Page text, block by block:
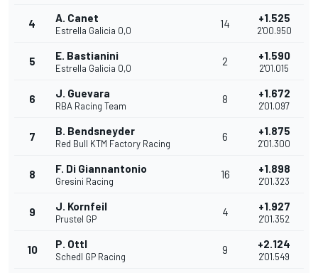
4 A. Canet
Estrella Galicia 0,0
14 +1.525
2'00.950
5 E. Bastianini
Estrella Galicia 0,0
2 +1.590
2'01.015
6 J. Guevara
RBA Racing Team
8 +1.672
2'01.097
7 B. Bendsneyder
Red Bull KTM Factory Racing
6 +1.875
2'01.300
8 F. Di Giannantonio
Gresini Racing
16 +1.898
2'01.323
9 J. Kornfeil
Prustel GP
4 +1.927
2'01.352
10 P. Ottl
Schedl GP Racing
9 +2.124
2'01.549